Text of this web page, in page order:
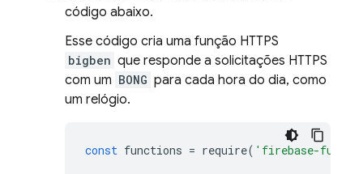
código abaixo.
Esse código cria uma função HTTPS
bigben que responde a solicitações HTTPS
com um BONG para cada hora do dia, como
um relógio.
const functions = require( 'firebase-